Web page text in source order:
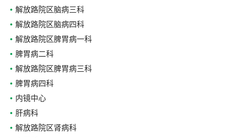
解放路院区脑病三科
解放路院区脑病四科
解放路院区脾胃病一科
脾胃病二科
解放路院区脾胃病三科
脾胃病四科
内镜中心
肝病科
解放路院区肾病科